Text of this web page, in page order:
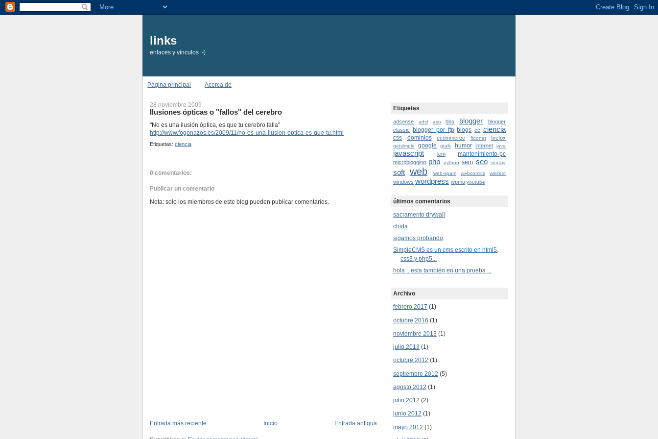
links
enlaces y vínculos :-)
Página principal Acerca de
28 noviembre 2009
Ilusiones ópticas o "fallos" del cerebro
"No es una ilusión óptica, es que tu cerebro falla"
http://www.fogonazos.es/2009/11/no-es-una-ilusion-optica-es-que-tu.html
Etiquetas: ciencia
0 comentarios:
Publicar un comentario
Nota: solo los miembros de este blog pueden publicar comentarios.
Entrada más reciente Entrada antigua
Inicio
Etiquetas
adsense adsl asp bbs blogger
blogger
classic blogger por ftp blogs cc ciencia
css dominios ecommerce fidonet firefox
getsimple google gtalk humor internet java
javascript lem mantenimiento-pc
microblogging php python sem seo sinclair
soft web web-spam webcomics wikitext
windows wordpress wpmu youtube
últimos comentarios
sacramento drywall
chida
sigamos probando
SimpleCMS es un cms escrito en html5,
css3 y php5...
hola .. esta también en una prueba ...
Archivo
febrero 2017 (1)
octubre 2016 (1)
noviembre 2013 (1)
julio 2013 (1)
octubre 2012 (1)
septiembre 2012 (5)
agosto 2012 (1)
julio 2012 (2)
junio 2012 (1)
mayo 2012 (1)